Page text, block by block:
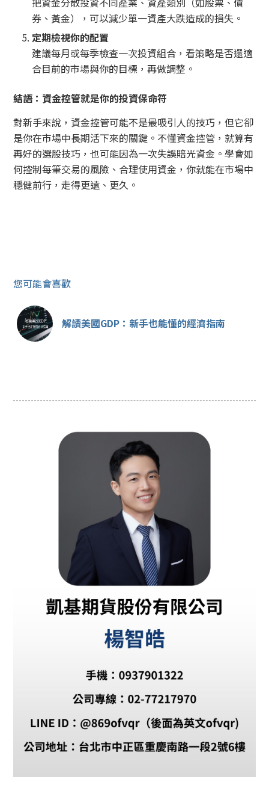
券、黃金），可以減少單一資產大跌造成的損失。
定期檢視你的配置
建議每月或每季檢查一次投資組合，看策略是否還適
合目前的市場與你的目標，再做調整。
結語：資金控管就是你的投資保命符
對新手來說，資金控管可能不是最吸引人的技巧，但它卻
是你在市場中長期活下來的關鍵。不懂資金控管，就算有
再好的選股技巧，也可能因為一次失誤賠光資金。學會如
何控制每筆交易的風險、合理使用資金，你就能在市場中
穩健前行，走得更遠、更久。
您可能會喜歡
解讀美國GDP：新手也能懂的經濟指南